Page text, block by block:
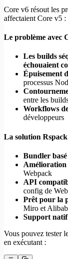
Core v6 résout les
affectaient Core v5 :
Le problème avec
Les builds
échouaient
Épuisement
processus
entre les
Workflows
développeurs
La solution Rspack
Bundler
Amélioration
Webpack
API
config de
Prêt pour la
Miro et
Support natif
Vous pouvez tester
en exécutant :